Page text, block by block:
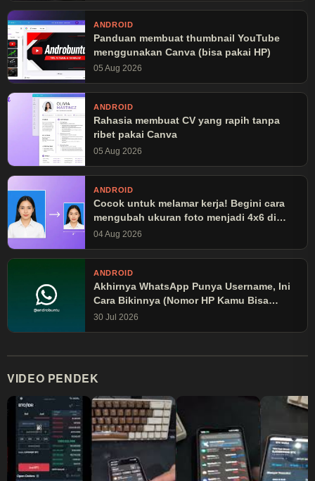
ANDROID
Panduan membuat thumbnail YouTube
menggunakan Canva (bisa pakai HP)
05 Aug 2026
ANDROID
Rahasia membuat CV yang rapih tanpa
ribet pakai Canva
05 Aug 2026
ANDROID
Cocok untuk melamar kerja! Begini cara
mengubah ukuran foto menjadi 4x6 di
Canva
04 Aug 2026
ANDROID
Akhirnya WhatsApp Punya Username, Ini
Cara Bikinnya (Nomor HP Kamu Bisa
Disembunyikan!)
30 Jul 2026
VIDEO PENDEK